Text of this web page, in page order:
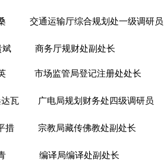
交通运输厅综合规划处一级调研员
商务厅规财处副处长
市场监管局登记注册处处长
达瓦 广电局规划财务处四级调研员
措 宗教局藏传佛教处副处长
编译局编译处副处长